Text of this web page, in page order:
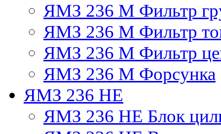
ЯМЗ 236 М Фильтр
ЯМЗ 236 М Фильтр
ЯМЗ 236 М Фильтр
ЯМЗ 236 М Форсунка
ЯМЗ 236 НЕ
ЯМЗ 236 НЕ Блок